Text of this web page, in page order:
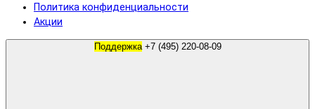
Политика конфиденциальности
Акции
Поддержка +7 (495) 220-08-09